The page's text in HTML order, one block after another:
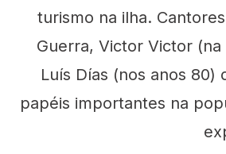
turismo na ilha.
Guerra, Victor Victor
Luís Días (nos anos 80)
papéis importantes na